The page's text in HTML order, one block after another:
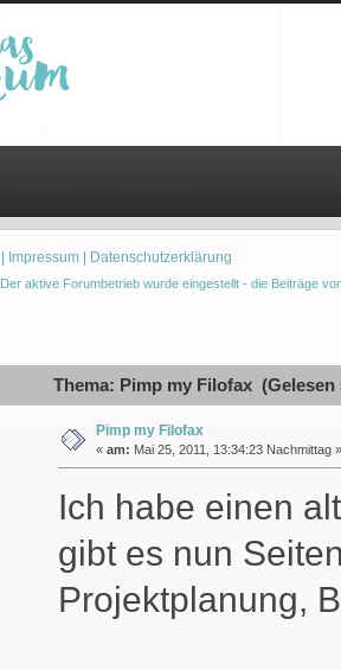
| Impressum | Datenschutzerklärung
Der aktive Forumbetrieb wurde eingestellt - die Beiträge
Thema: Pimp my Filofax (Gelesen
Pimp my Filofax
« am: Mai 25, 2011, 13:34:23 Nachmittag »
Ich habe einen
gibt es nun
Projektplanung,